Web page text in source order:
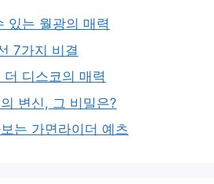
있는 월광의 매력
7가지 비결
디스코의 매력
변신, 그 비밀은?
는 가면라이더 예츠